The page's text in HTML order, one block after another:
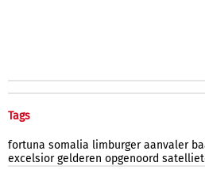
Tags
fortuna somalia limburger aanvaler
excelsior gelderen opgenoord